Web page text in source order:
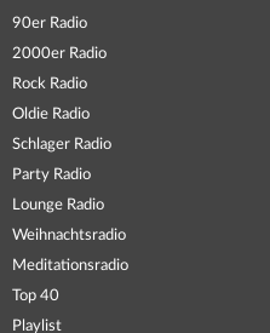
90er Radio
2000er Radio
Rock Radio
Oldie Radio
Schlager Radio
Party Radio
Lounge Radio
Weihnachtsradio
Meditationsradio
Top 40
Playlist